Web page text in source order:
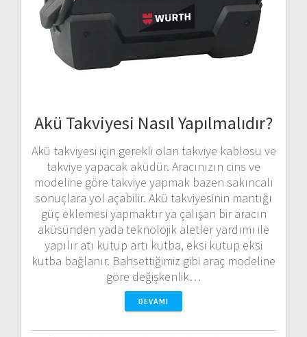
Akü Takviyesi Nasıl Yapılmalıdır?
Akü takviyesi için gerekli olan takviye kablosu ve
takviye yapacak aküdür. Aracınızın cins ve
modeline göre takviye yapmak bazen sakıncalı
sonuçlara yol açabilir. Akü takviyesinin mantığı
güç eklemesi yapmaktır ya çalışan bir aracın
aküsünden yada teknolojik aletler yardımı ile
yapılır atı kutup artı kutba, eksi kutup eksi
kutba bağlanır. Bahsettiğimiz gibi araç modeline
göre değişkenlik…
DEVAMI